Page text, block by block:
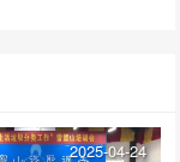
2025-04-24